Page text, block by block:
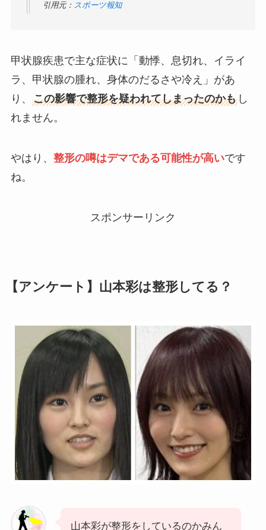
引用元： スポーツ報知
甲状腺疾患で主な症状に「動悸、息切れ、イライ
ラ、甲状腺の腫れ、身体のだるさや冷え」があ
り、 この影響で整形を疑われてしまったのかもし
れません。
やはり、 整形の噂はデマである可能性が高いです
ね。
スポンサーリンク
【アンケート】山本彩は整形してる？
山本彩が整形をしているのかみん